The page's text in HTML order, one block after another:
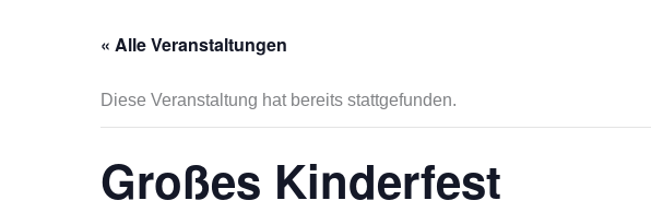
« Alle Veranstaltungen
Diese Veranstaltung hat bereits stattgefunden.
Großes Kinderfest